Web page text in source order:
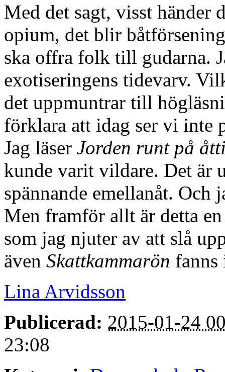
Med det sagt, visst händer
opium, det blir
ska offra folk till gudarna.
exotiseringens tidevarv.
det uppmuntrar till
förklara att idag ser vi inte
Jag läser Jorden runt på
kunde varit vildare. Det är
spännande emellanåt. Och
Men framför allt är detta
som jag njuter av att slå
även Skattkammarön
Lina Arvidsson
Publicerad: 2015-01-24
23:08